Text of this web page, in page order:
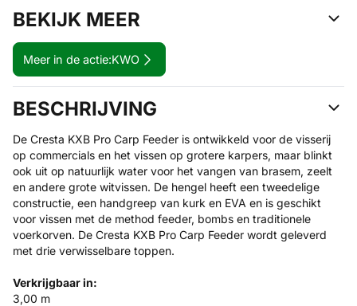
BEKIJK MEER
Meer in de actie:KWO
BESCHRIJVING
De Cresta KXB Pro Carp Feeder is ontwikkeld voor de visserij
op commercials en het vissen op grotere karpers, maar blinkt
ook uit op natuurlijk water voor het vangen van brasem, zeelt
en andere grote witvissen. De hengel heeft een tweedelige
constructie, een handgreep van kurk en EVA en is geschikt
voor vissen met de method feeder, bombs en traditionele
voerkorven. De Cresta KXB Pro Carp Feeder wordt geleverd
met drie verwisselbare toppen.
Verkrijgbaar in:
3,00 m